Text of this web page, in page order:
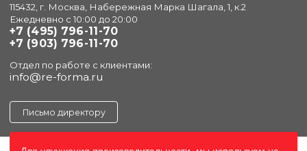
115432, г. Москва, Набережная Марка Шагала, 1, к.2
Ежедневно с 10:00 до 20:00
+7 (495) 796-11-70
+7 (903) 796-11-70
Отдел по работе с клиентами:
info@re-forma.ru
Письмо директору